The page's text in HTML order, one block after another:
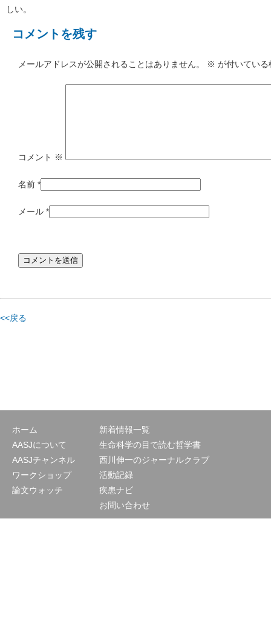
しい。
コメントを残す
メールアドレスが公開されることはありません。 ※ が付いてい
コメント ※
名前 *
メール *
<<戻る
ホーム
AASJについて
AASJチャンネル
ワークショップ
論文ウォッチ
新着情報一覧
生命科学の目で読む哲学書
西川伸一のジャーナルクラブ
活動記録
疾患ナビ
お問い合わせ